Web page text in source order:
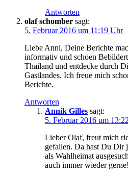
Antworten
olaf schomber sagt:
5. Februar 2016 um 11:19 Uhr
Liebe Anni, Deine Berichte
informativ und schoen
Thailand und entdecke durch
Gastlandes. Ich freue mich
Berichte.
Antworten
Annik Gilles sagt:
5. Februar 2016 um
Lieber Olaf, freut mich
gefallen. Da hast Du Dir
als Wahlheimat
auch immer wieder gerne!